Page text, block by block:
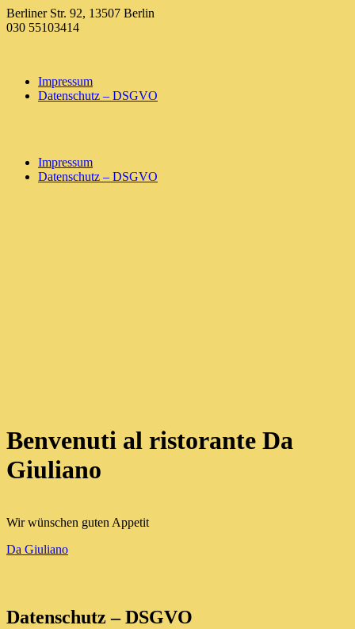
Zum
Inhalt
Berliner Str. 92, 13507 Berlin
030 55103414
Impressum
Datenschutz – DSGVO
Impressum
Datenschutz – DSGVO
Benvenuti al ristorante Da
Giuliano
Wir wünschen guten Appetit
Da Giuliano
Datenschutz – DSGVO